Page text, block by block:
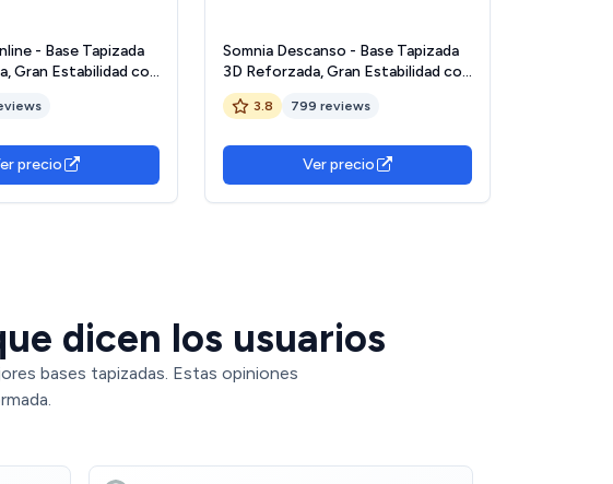
- Base Tapizada
Gran Estabilidad con
y 6 Patas
de 25cm, 150 x
precio
Somnia Descanso - Base Tapizada
3D Reforzada, Gran Estabilidad con
5 Barras Transversales y 6 Patas
metálicas roscadas de 25cm,
3.8 799 reviews
Ver precio
dicen los usuarios
bases tapizadas. Estas opiniones